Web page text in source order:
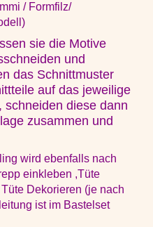
/ Formfilz/
sie die Motive
und
das Schnittmuster
auf das jeweilige
schneiden diese dann
zusammen und
wird ebenfalls nach
einkleben ,Tüte
Dekorieren (je nach
ist im Bastelset